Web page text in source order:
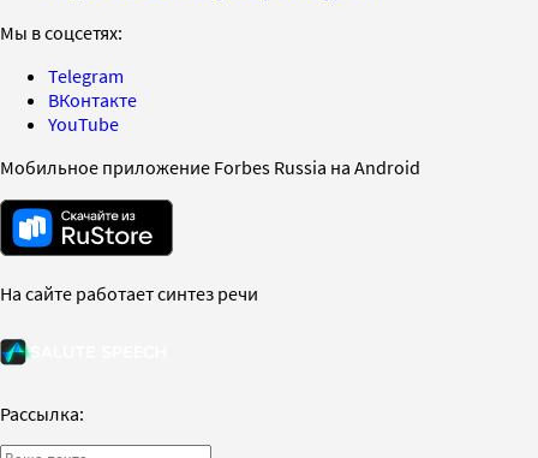
Мы в соцсетях:
Telegram
ВКонтакте
YouTube
Мобильное приложение Forbes Russia на Android
На сайте работает синтез речи
Рассылка: